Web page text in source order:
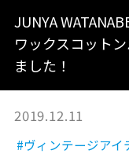
JUNYA
ワックスコット
ました！
2019.12.11
#ヴィンテージアイ